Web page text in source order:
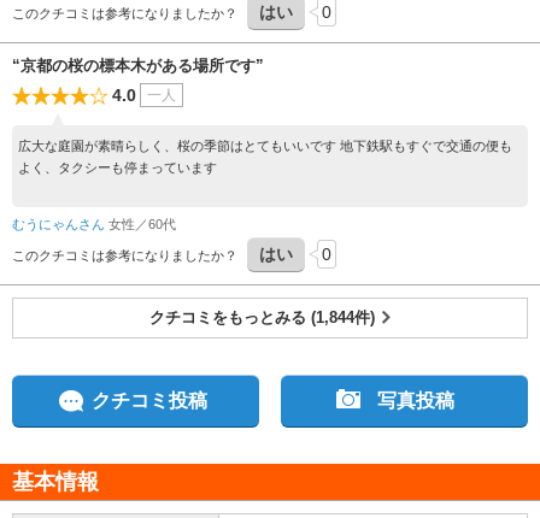
このクチコミは参考になりましたか？ はい 0
“京都の桜の標本木がある場所です”
4.0 一人
広大な庭園が素晴らしく、桜の季節はとてもいいです 地下鉄駅もすぐで交通の便も
よく、タクシーも停まっています
むうにゃんさん 女性／60代
このクチコミは参考になりましたか？ はい 0
クチコミをもっとみる (1,844件)
クチコミ投稿 写真投稿
基本情報